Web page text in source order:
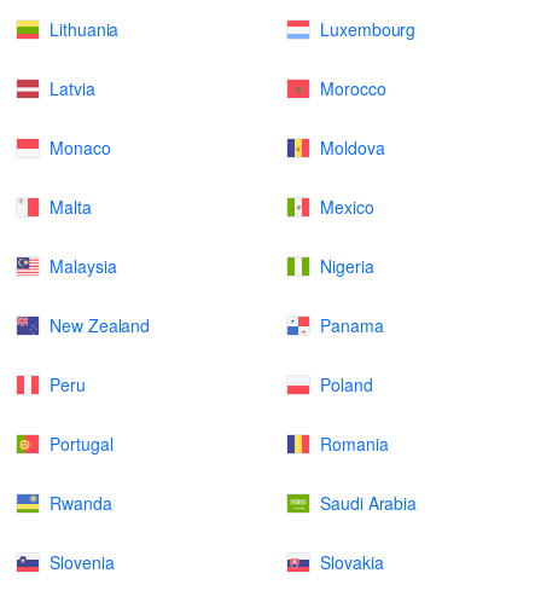
Lithuania Luxembourg
Latvia Morocco
Monaco Moldova
Malta Mexico
Malaysia Nigeria
New Zealand Panama
Peru Poland
Portugal Romania
Rwanda Saudi Arabia
Slovenia Slovakia